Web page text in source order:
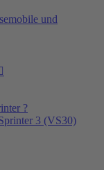
und
?
3 (VS30)